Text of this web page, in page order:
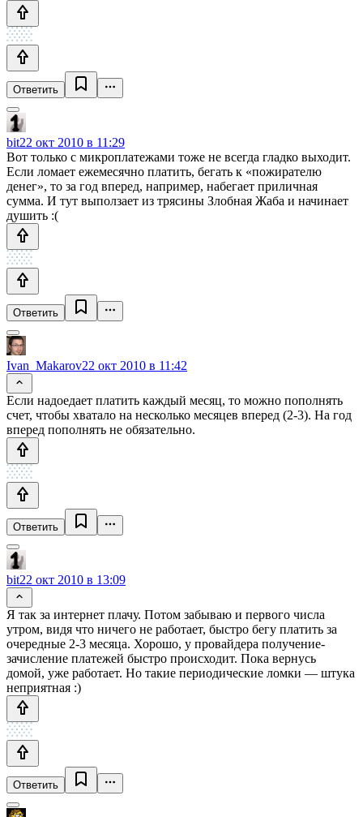
Ответить
bit22 окт 2010 в 11:29
Вот только с микроплатежами тоже не всегда гладко выходит.
Если ломает ежемесячно платить, бегать к «пожирателю
денег», то за год вперед, например, набегает приличная
сумма. И тут выползает из трясины Злобная Жаба и начинает
душить :(
Ответить
Ivan_Makarov22 окт 2010 в 11:42
Если надоедает платить каждый месяц, то можно пополнять
счет, чтобы хватало на несколько месяцев вперед (2-3). На год
вперед пополнять не обязательно.
Ответить
bit22 окт 2010 в 13:09
Я так за интернет плачу. Потом забываю и первого числа
утром, видя что ничего не работает, быстро бегу платить за
очередные 2-3 месяца. Хорошо, у провайдера получение-
зачисление платежей быстро происходит. Пока вернусь
домой, уже работает. Но такие периодические ломки — штука
неприятная :)
Ответить